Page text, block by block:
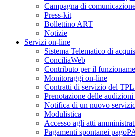
Campagna di
Press-kit
Bollettino ART
Notizie
Servizi on-line
Sistema Telematico di
ConciliaWeb
Contributo per il
Monitoraggi on-line
Contratti di servizio del
Prenotazione delle
Notifica di un nuovo
Modulistica
Accesso agli atti
Pagamenti spontanei